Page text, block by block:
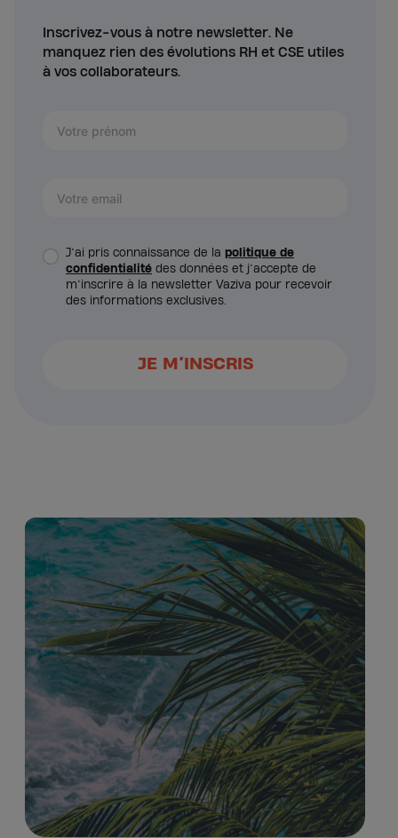
Inscrivez-vous à notre newsletter. Ne
manquez rien des évolutions RH et CSE utiles
à vos collaborateurs.
J’ai pris connaissance de la politique de
confidentialité des données et j’accepte de
m’inscrire à la newsletter Vaziva pour recevoir
des informations exclusives.
JE M’INSCRIS